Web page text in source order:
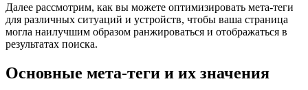
Далее рассмотрим, как вы можете оптимизировать мета-теги
для различных ситуаций и устройств, чтобы ваша страница
могла наилучшим образом ранжироваться и отображаться в
результатах поиска.
Основные мета-теги и их значения